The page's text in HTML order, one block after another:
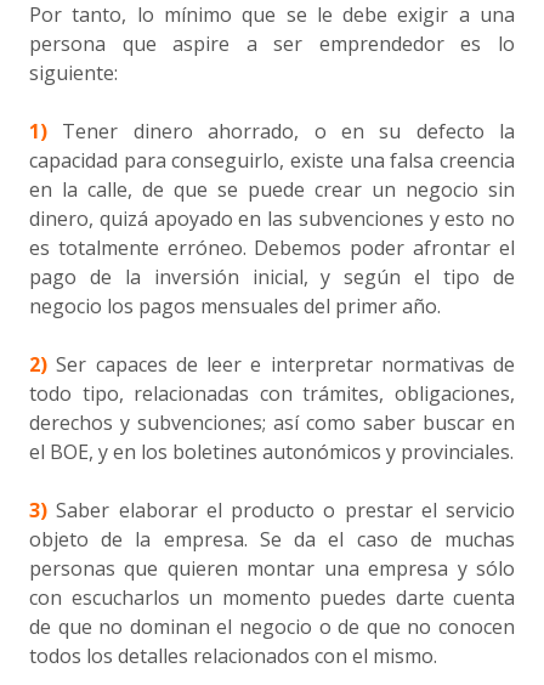
Por tanto, lo mínimo que se le debe exigir a una
persona que aspire a ser emprendedor es lo
siguiente:
1) Tener dinero ahorrado, o en su defecto la
capacidad para conseguirlo, existe una falsa creencia
en la calle, de que se puede crear un negocio sin
dinero, quizá apoyado en las subvenciones y esto no
es totalmente erróneo. Debemos poder afrontar el
pago de la inversión inicial, y según el tipo de
negocio los pagos mensuales del primer año.
2) Ser capaces de leer e interpretar normativas de
todo tipo, relacionadas con trámites, obligaciones,
derechos y subvenciones; así como saber buscar en
el BOE, y en los boletines autonómicos y provinciales.
3)Saber elaborar el producto o prestar el servicio
objeto de la empresa. Se da el caso de muchas
personas que quieren montar una empresa y sólo
con escucharlos un momento puedes darte cuenta
de que no dominan el negocio o de que no conocen
todos los detalles relacionados con el mismo.